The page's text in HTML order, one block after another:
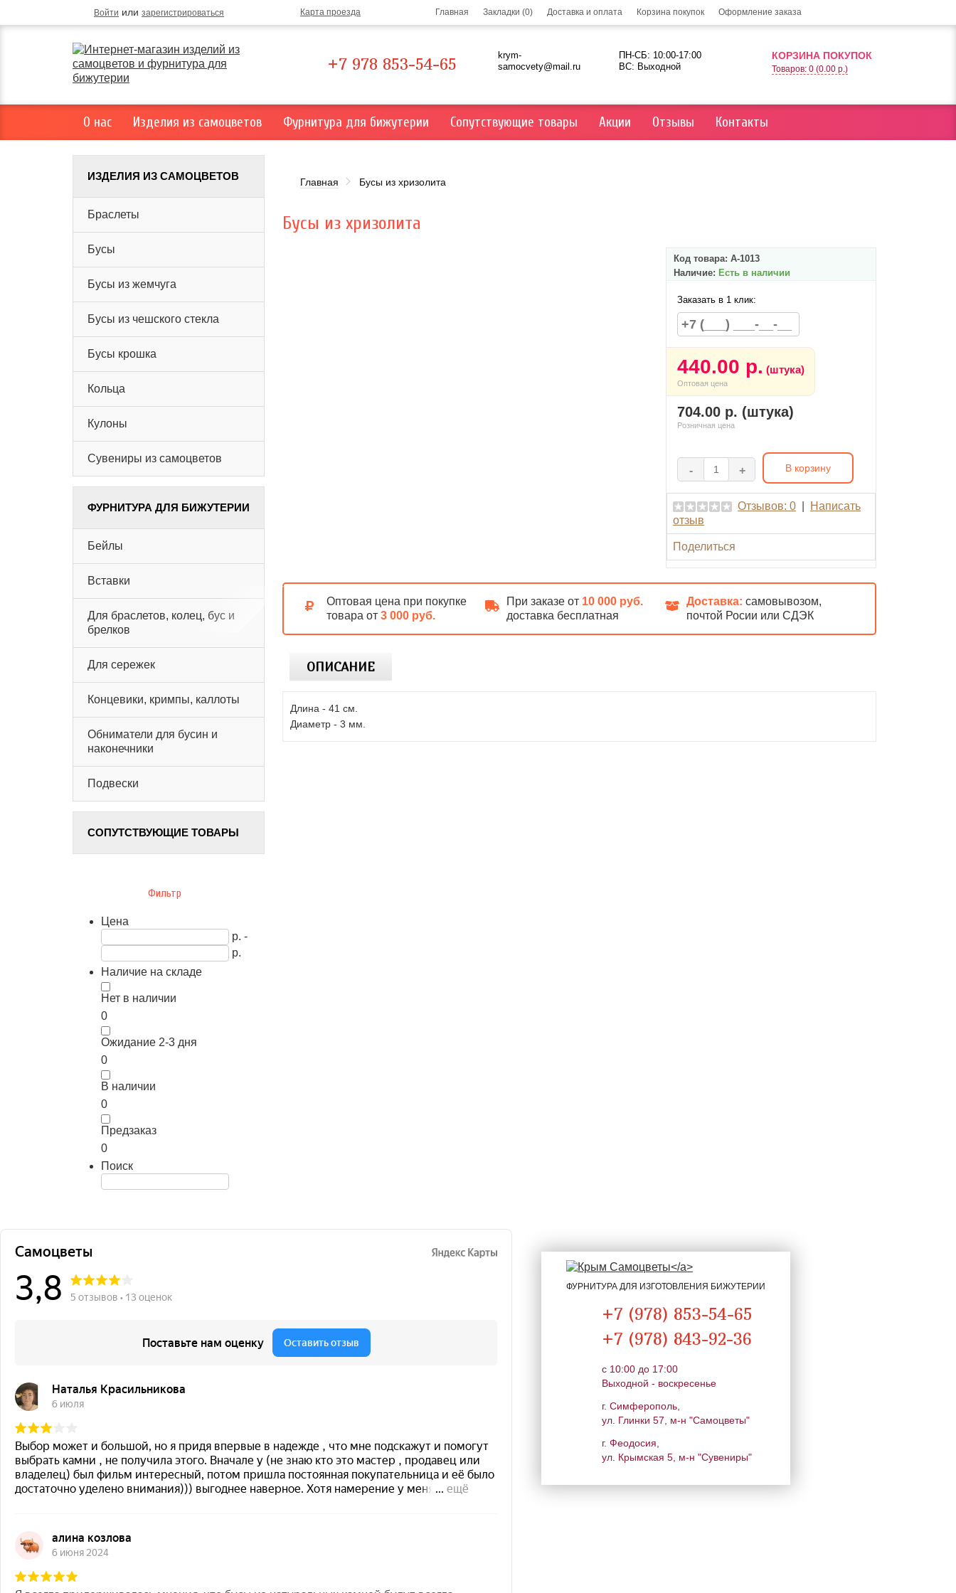
Войти или зарегистрироваться Карта проезда Главная Закладки (0) Доставка и оплата Корзина покупок Оформление заказа
+7 978 853-54-65
krym-
samocvety@mail.ru
ПН-СБ: 10:00-17:00
ВС: Выходной
КОРЗИНА ПОКУПОК
Товаров: 0 (0.00 р.)
О нас Изделия из самоцветов Фурнитура для бижутерии Сопутствующие товары Акции Отзывы Контакты
ИЗДЕЛИЯ ИЗ САМОЦВЕТОВ
Браслеты
Бусы
Бусы из жемчуга
Бусы из чешского стекла
Бусы крошка
Кольца
Кулоны
Сувениры из самоцветов
ФУРНИТУРА ДЛЯ БИЖУТЕРИИ
Бейлы
Вставки
Для браслетов, колец, бус и
брелков
Для сережек
Концевики, кримпы, каллоты
Обниматели для бусин и
наконечники
Подвески
СОПУТСТВУЮЩИЕ ТОВАРЫ
Фильтр
Цена
р. -
р.
Наличие на складе
Нет в наличии
0
Ожидание 2-3 дня
0
В наличии
0
Предзаказ
0
Поиск
Главная Бусы из хризолита
Бусы из хризолита
Код товара: А-1013
Наличие: Есть в наличии
Заказать в 1 клик:
440.00 р. (штука)
Оптовая цена
704.00 р. (штука)
Розничная цена
- + В корзину
Отзывов: 0
Написать
отзыв
Поделиться
Оптовая цена при покупке
товара от 3 000 руб.
При заказе от 10 000 руб.
доставка бесплатная
Доставка: самовывозом,
почтой Росии или СДЭК
ОПИСАНИЕ
Длина - 41 см.
Диаметр - 3 мм.
ФУРНИТУРА ДЛЯ ИЗГОТОВЛЕНИЯ БИЖУТЕРИИ
+7 (978) 853-54-65
+7 (978) 843-92-36
c 10:00 до 17:00
Выходной - воскресенье
г. Симферополь,
ул. Глинки 57, м-н "Самоцветы"
г. Феодосия,
ул. Крымская 5, м-н "Сувениры"